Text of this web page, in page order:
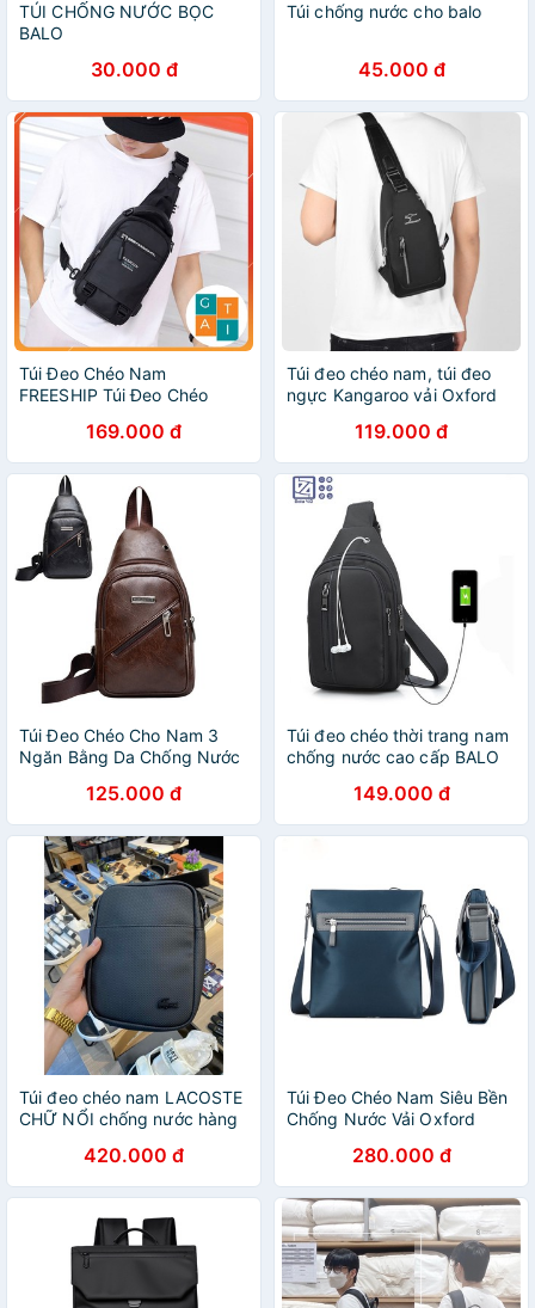
TÚI CHỐNG NƯỚC BỌC
BALO
30.000 đ
Túi chống nước cho balo
45.000 đ
Túi Đeo Chéo Nam
FREESHIP Túi Đeo Chéo
Chống Nước (TDCN-67)
169.000 đ
Túi đeo chéo nam, túi đeo
ngực Kangaroo vải Oxford
119.000 đ
Túi Đeo Chéo Cho Nam 3
Ngăn Bằng Da Chống Nước
125.000 đ
Túi đeo chéo thời trang nam
chống nước cao cấp BALO
149.000 đ
Túi đeo chéo nam LACOSTE
CHỮ NỔI chống nước hàng
420.000 đ
Túi Đeo Chéo Nam Siêu Bền
Chống Nước Vải Oxford
280.000 đ